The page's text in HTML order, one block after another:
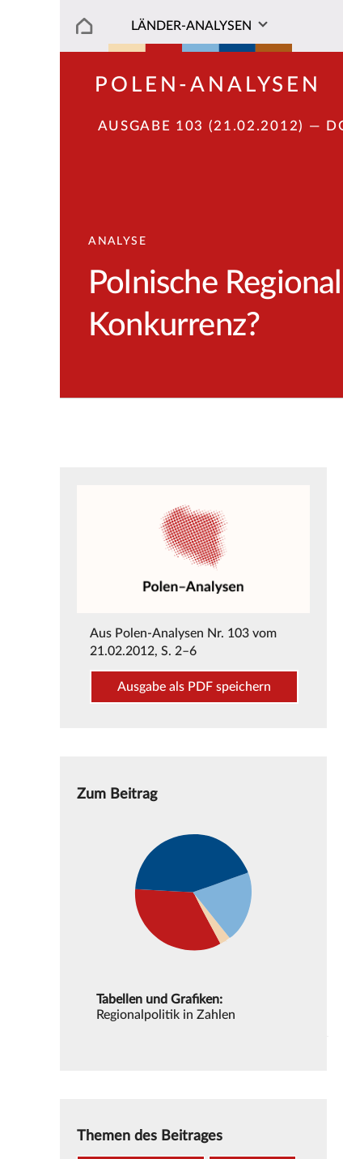
LÄNDER-ANALYSEN
POLEN-ANALYSEN
AUSGABE 103 (21.02.2012) —
ANALYSE
Polnische
Konkurrenz?
Aus Polen-Analysen Nr. 103 vom
21.02.2012, S. 2–6
Ausgabe als PDF speichern
Zum Beitrag
Tabellen und Grafiken:
Regionalpolitik in Zahlen
Themen des Beitrages